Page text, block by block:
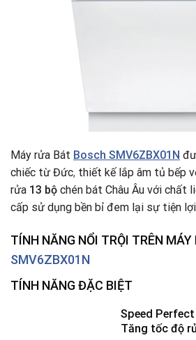
Máy rửa Bát Bosch SMV6ZBX01N
chiếc từ Đức, thiết kế lắp âm tủ bếp
rửa 13 bộ chén bát Châu Âu với chất
cấp sử dụng bền bỉ đem lại sự tiện
TÍNH NĂNG NỔI TRỘI TRÊN MÁY
SMV6ZBX01N
TÍNH NĂNG ĐẶC BIỆT
Speed Perfect
Tăng tốc độ